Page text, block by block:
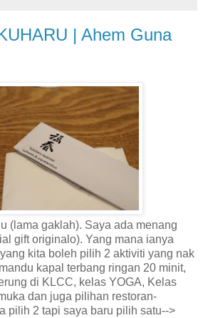
| Ahem Guna
(lama gaklah). Saya ada menang
gift originalo). Yang mana ianya
kita boleh pilih 2 aktiviti yang nak
kapal terbang ringan 20 minit,
di KLCC, kelas YOGA, Kelas
dan juga pilihan restoran-
pilih 2 tapi saya baru pilih satu-->